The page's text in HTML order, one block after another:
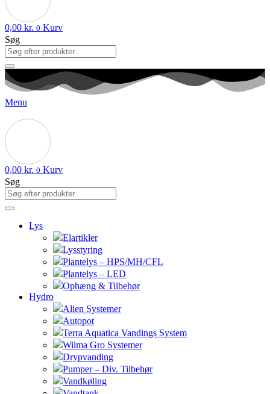
0,00 kr. 0 Kurv
Søg
Menu
0,00 kr. 0 Kurv
Søg
Lys
Elartikler
Lysstyring
Plantelys – HPS/MH/CFL
Plantelys – LED
Ophæng & Tilbehør
Hydro
Alien Systemer
Autopot
Terra Aquatica Vandings System
Wilma Gro Systemer
Drypvanding
Pumper – Div. Tilbehør
Vandkøling